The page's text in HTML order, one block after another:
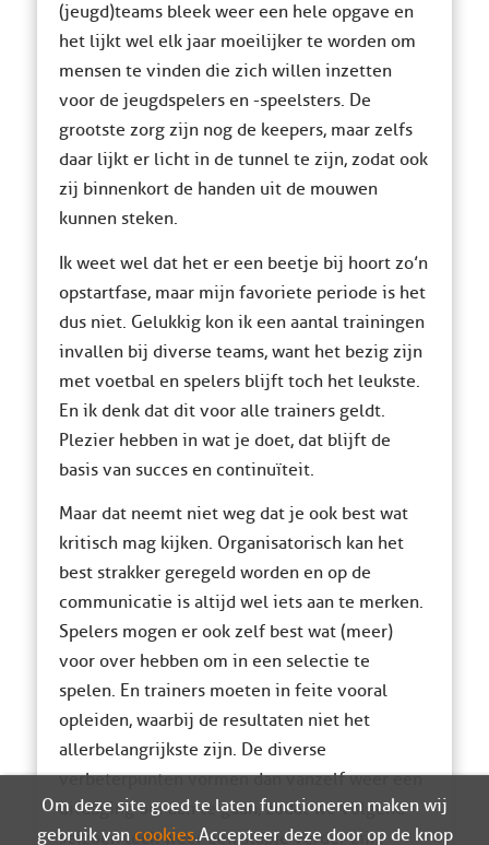
(jeugd)teams bleek weer een hele opgave en
het lijkt wel elk jaar moeilijker te worden om
mensen te vinden die zich willen inzetten
voor de jeugdspelers en -speelsters. De
grootste zorg zijn nog de keepers, maar zelfs
daar lijkt er licht in de tunnel te zijn, zodat ook
zij binnenkort de handen uit de mouwen
kunnen steken.
Ik weet wel dat het er een beetje bij hoort zo’n
opstartfase, maar mijn favoriete periode is het
dus niet. Gelukkig kon ik een aantal trainingen
invallen bij diverse teams, want het bezig zijn
met voetbal en spelers blijft toch het leukste.
En ik denk dat dit voor alle trainers geldt.
Plezier hebben in wat je doet, dat blijft de
basis van succes en continuïteit.
Maar dat neemt niet weg dat je ook best wat
kritisch mag kijken. Organisatorisch kan het
best strakker geregeld worden en op de
communicatie is altijd wel iets aan te merken.
Spelers mogen er ook zelf best wat (meer)
voor over hebben om in een selectie te
spelen. En trainers moeten in feite vooral
opleiden, waarbij de resultaten niet het
allerbelangrijkste zijn. De diverse
verbeterpunten vormen dan vanzelf weer een
uitdaging om aan te gaan, zodat we volgend
seizoen toch weer een stapje verder zijn.
Om deze site goed te laten functioneren maken wij
gebruik van cookies. Accepteer deze door op de knop